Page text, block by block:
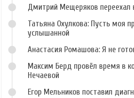
Дмитрий Мещеряков переехал
Татьяна Охулкова: Пусть моя
услышанной
Анастасия Ромашова: Я не
Максим Берд провёл время в
Нечаевой
Егор Мельников поставил